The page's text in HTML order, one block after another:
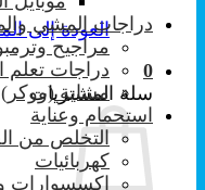
العودة إلى
0
سلة المشتريات
دراجات المشي
مراجيح
دراجات
مشاية (ووكر)
استحمام وعناية
التخلص من
كهربائيات
اكسسوارات